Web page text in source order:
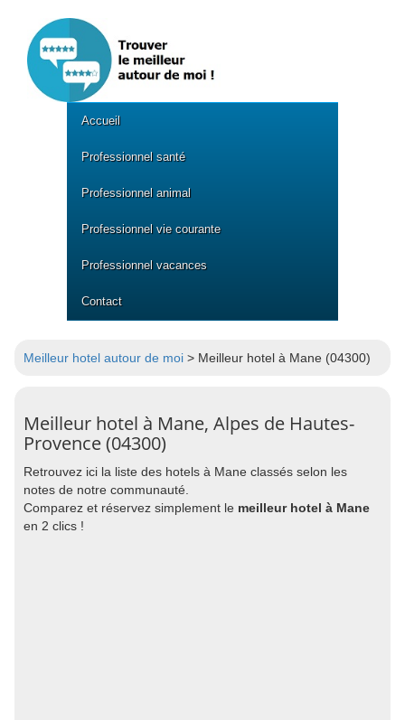
Accueil
Professionnel santé
Professionnel animal
Professionnel vie courante
Professionnel vacances
Contact
Meilleur hotel autour de moi > Meilleur hotel à Mane (04300)
Meilleur hotel à Mane, Alpes de Hautes-
Provence (04300)
Retrouvez ici la liste des hotels à Mane classés selon les
notes de notre communauté.
Comparez et réservez simplement le meilleur hotel à Mane
en 2 clics !